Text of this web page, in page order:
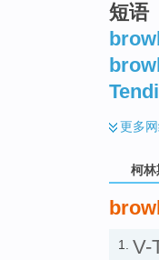
短语
更多
柯林
1. V-